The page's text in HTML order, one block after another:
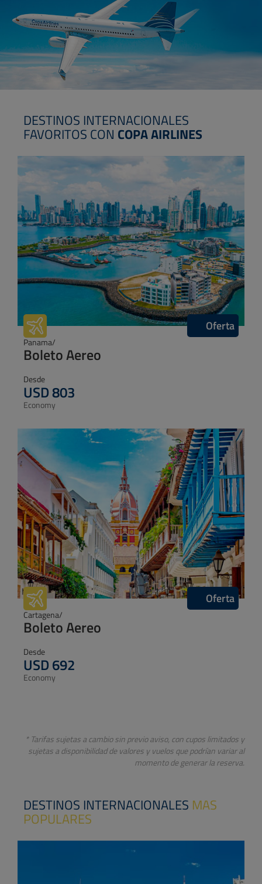
DESTINOS INTERNACIONALES
FAVORITOS CON COPA AIRLINES
Oferta
Punta Cana/
Boleto Aereo
Desde
USD 947
Economy
Oferta
Miami/
Boleto Aereo
Desde
USD 703
Economy